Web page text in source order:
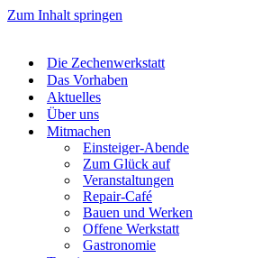
Zum Inhalt springen
Die Zechenwerkstatt
Das Vorhaben
Aktuelles
Über uns
Mitmachen
Einsteiger-Abende
Zum Glück auf
Veranstaltungen
Repair-Café
Bauen und Werken
Offene Werkstatt
Gastronomie